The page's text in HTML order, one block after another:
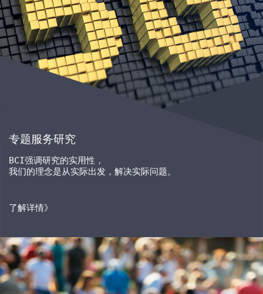
专题服务研究
BCI强调研究的实用性，
我们的理念是从实际出发，解决实际问题。
了解详情》